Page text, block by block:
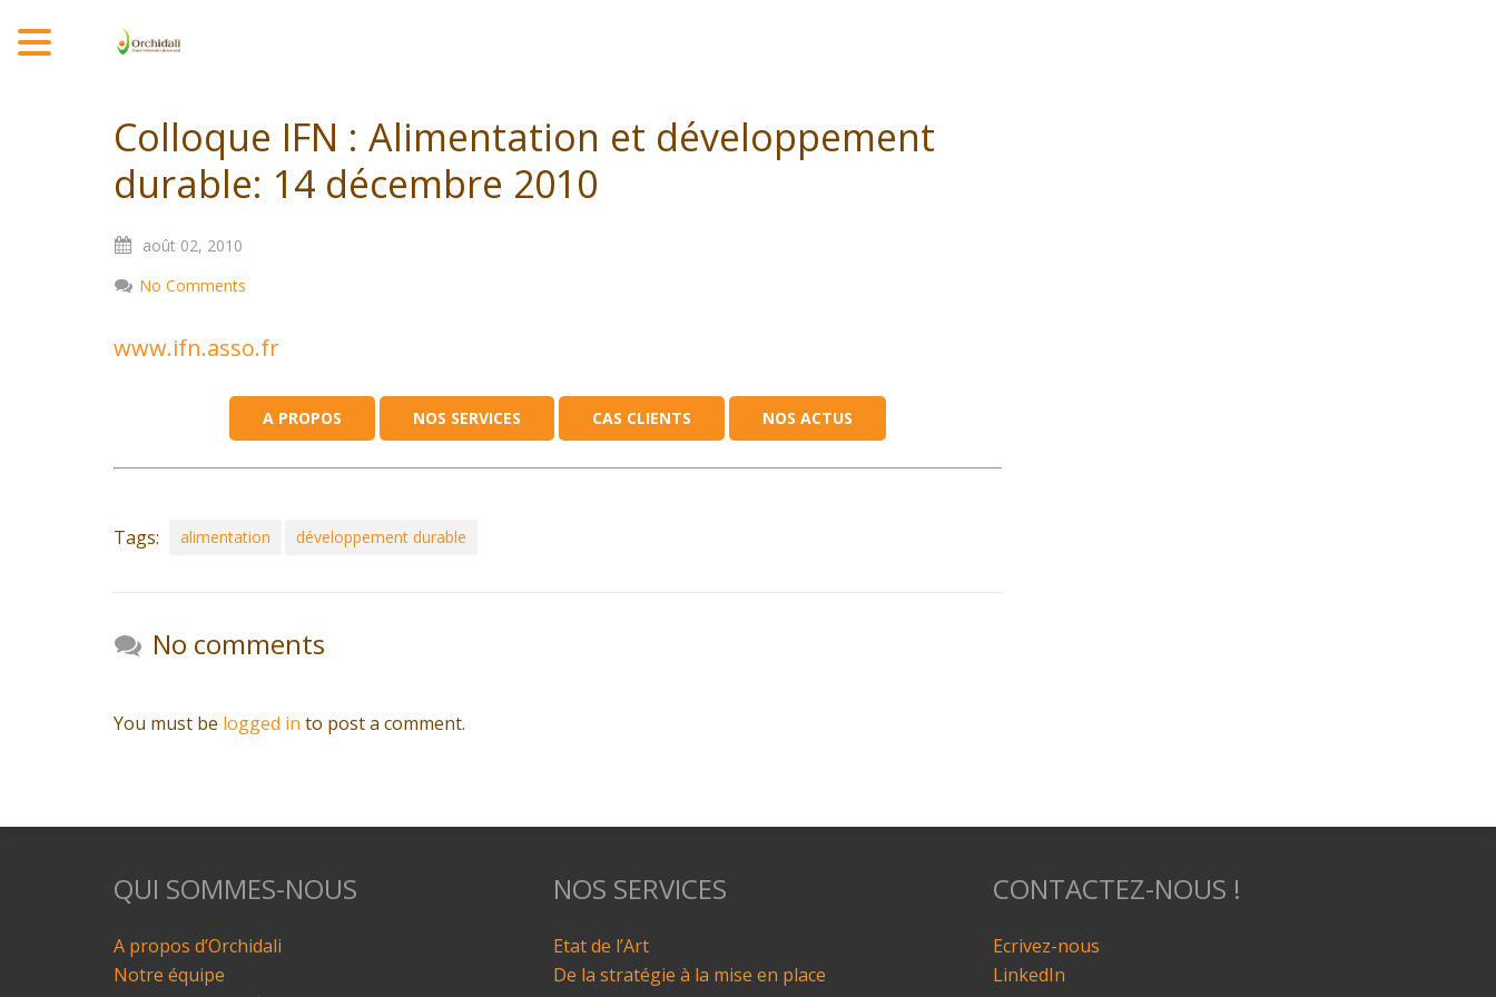
Colloque IFN : Alimentation et développement
durable: 14 décembre 2010
août 02, 2010
No Comments
www.ifn.asso.fr
A PROPOS NOS SERVICES CAS CLIENTS NOS ACTUS
Tags: alimentation développement durable
No comments
You must be logged in to post a comment.
QUI SOMMES-NOUS
A propos d’Orchidali
Notre équipe
NOS SERVICES
Etat de l’Art
De la stratégie à la mise en place
CONTACTEZ-NOUS !
Ecrivez-nous
LinkedIn